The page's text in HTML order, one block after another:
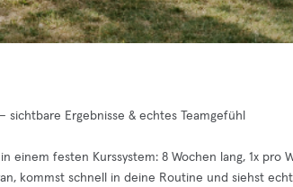
Ergebnisse & echtes Teamgefühl
einem festen Kurssystem: 8 Wochen lang, 1x pro
kommst schnell in deine Routine und siehst